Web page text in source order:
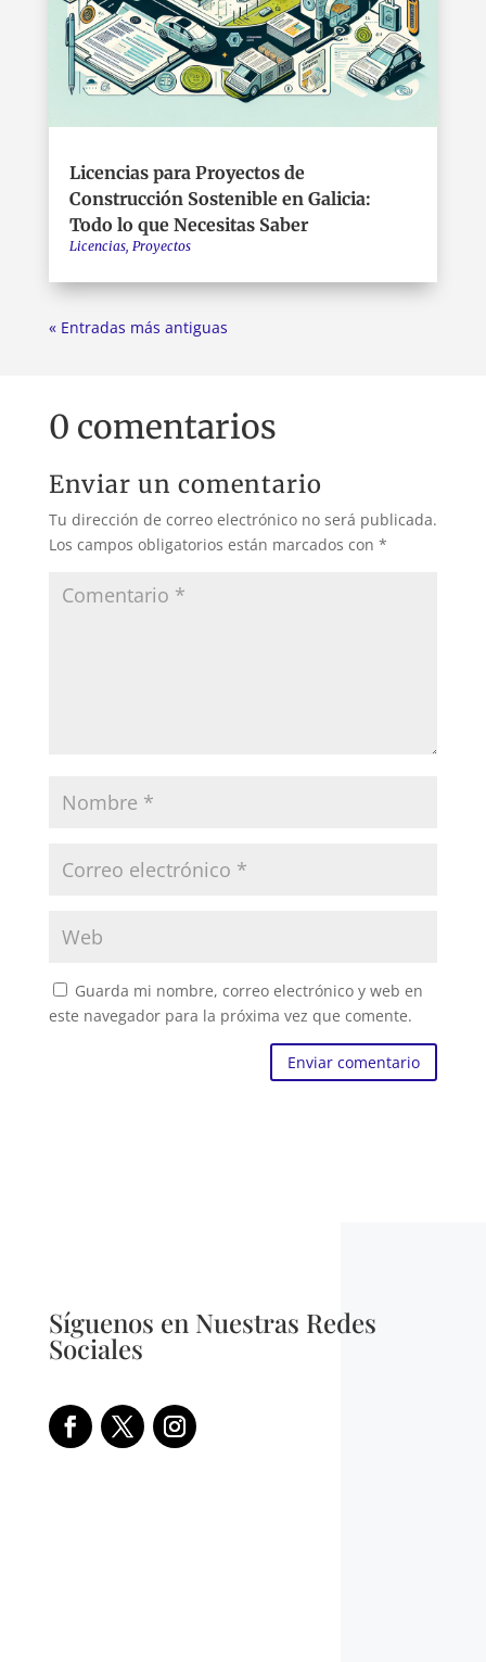
Licencias para Proyectos de
Construcción Sostenible en Galicia:
Todo lo que Necesitas Saber
Licencias, Proyectos
« Entradas más antiguas
0 comentarios
Enviar un comentario
Tu dirección de correo electrónico no será publicada.
Los campos obligatorios están marcados con *
Guarda mi nombre, correo electrónico y web en
este navegador para la próxima vez que comente.
Enviar comentario
Síguenos en Nuestras Redes
Sociales